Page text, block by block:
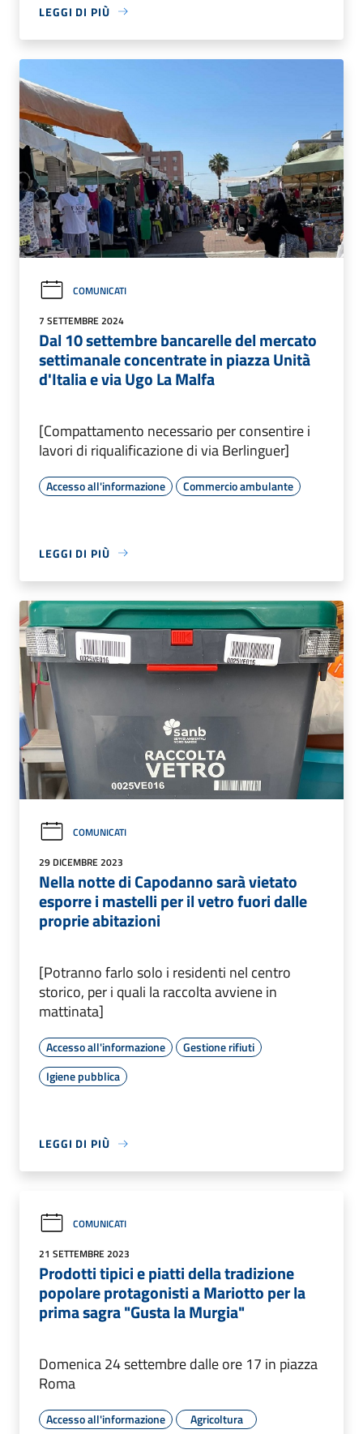
LEGGI DI PIÙ
COMUNICATI
7 SETTEMBRE 2024
Dal 10 settembre bancarelle del mercato
settimanale concentrate in piazza Unità
d'Italia e via Ugo La Malfa
[Compattamento necessario per consentire i
lavori di riqualificazione di via Berlinguer]
Accesso all'informazione Commercio ambulante
LEGGI DI PIÙ
COMUNICATI
29 DICEMBRE 2023
Nella notte di Capodanno sarà vietato
esporre i mastelli per il vetro fuori dalle
proprie abitazioni
[Potranno farlo solo i residenti nel centro
storico, per i quali la raccolta avviene in
mattinata]
Accesso all'informazione
Gestione rifiuti
Igiene pubblica
LEGGI DI PIÙ
COMUNICATI
21 SETTEMBRE 2023
Prodotti tipici e piatti della tradizione
popolare protagonisti a Mariotto per la
prima sagra "Gusta la Murgia"
Domenica 24 settembre dalle ore 17 in piazza
Roma
Accesso all'informazione Agricoltura